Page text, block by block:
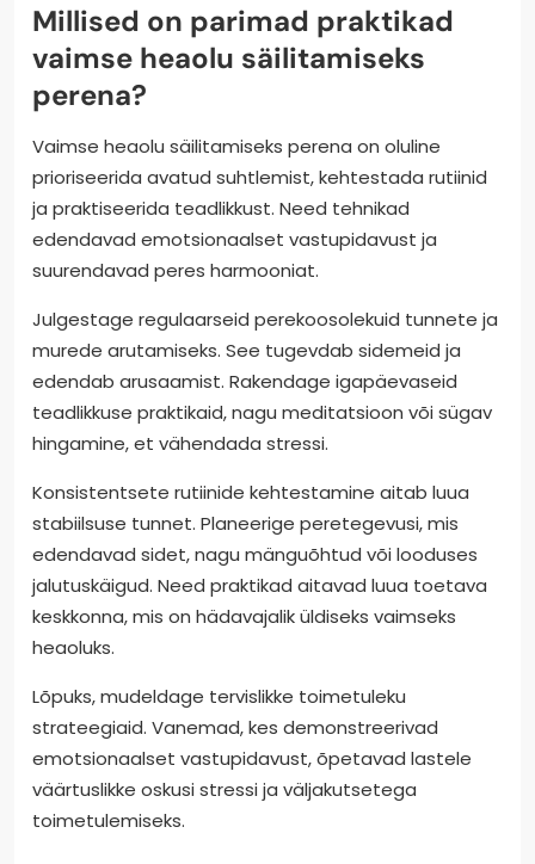
Millised on parimad praktikad
vaimse heaolu säilitamiseks
perena?
Vaimse heaolu säilitamiseks perena on oluline
prioriseerida avatud suhtlemist, kehtestada rutiinid
ja praktiseerida teadlikkust. Need tehnikad
edendavad emotsionaalset vastupidavust ja
suurendavad peres harmooniat.
Julgestage regulaarseid perekoosolekuid tunnete ja
murede arutamiseks. See tugevdab sidemeid ja
edendab arusaamist. Rakendage igapäevaseid
teadlikkuse praktikaid, nagu meditatsioon või sügav
hingamine, et vähendada stressi.
Konsistentsete rutiinide kehtestamine aitab luua
stabiilsuse tunnet. Planeerige peretegevusi, mis
edendavad sidet, nagu mänguõhtud või looduses
jalutuskäigud. Need praktikad aitavad luua toetava
keskkonna, mis on hädavajalik üldiseks vaimseks
heaoluks.
Lõpuks, mudeldage tervislikke toimetuleku
strateegiaid. Vanemad, kes demonstreerivad
emotsionaalset vastupidavust, õpetavad lastele
väärtuslikke oskusi stressi ja väljakutsetega
toimetulemiseks.